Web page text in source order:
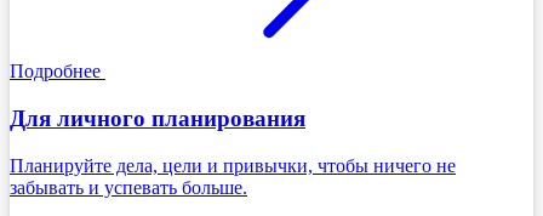
Подробнее
Для личного планирования
Планируйте дела, цели и привычки, чтобы ничего не
забывать и успевать больше.